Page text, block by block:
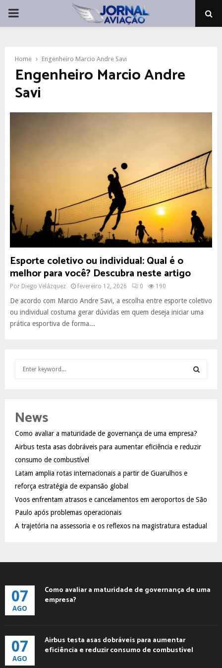
PRIMARY
Home Engenheiro Marcio Andre Savi
Engenheiro Marcio Andre
Savi
Esporte coletivo ou individual: Qual é o
melhor para você? Descubra neste artigo
Por Diego Velázquez fevereiro 12, 2026 0 190
De acordo com Marcio Andre Savi, a escolha entre esporte coletivo
ou individual costuma gerar dúvidas em quem deseja iniciar uma
prática esportiva de forma...
h
o
r
:
R
News
Como avaliar a maturidade de governança de uma empresa?
Airbus testa asas dobráveis para aumentar eficiência e reduzir
consumo de combustível
Latam amplia rotas internacionais a partir de Guarulhos e
reforça estratégia de expansão global
Voos enfrentam atrasos e cancelamentos em aeroportos de São
Paulo após problemas operacionais
A trajetória na assessoria e os reflexos na magistratura estadual
07
AGO
Como avaliar a maturidade de governança de uma
empresa?
07
AGO
Airbus testa asas dobráveis para aumentar
eficiência e reduzir consumo de combustível